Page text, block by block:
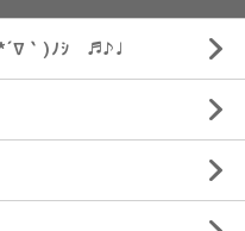
｀)ﾉｼ ♬♪♩